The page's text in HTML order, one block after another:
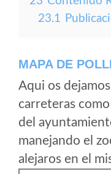
23.1
MAPA DE
Aqui os
carreteras
del
manejando el
alejaros en el